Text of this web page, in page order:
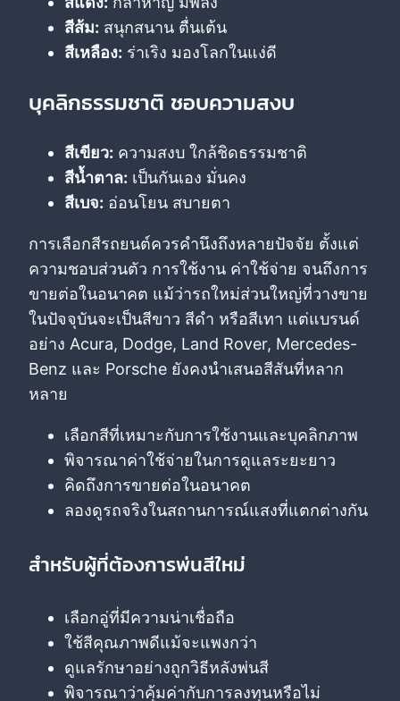
สีส้ม: สนุกสนาน ตื่นเต้น
สีเหลือง: ร่าเริง มองโลกในแง่ดี
บุคลิกธรรมชาติ ชอบความสงบ
สีเขียว: ความสงบ ใกล้ชิดธรรมชาติ
สีน้ำตาล: เป็นกันเอง มั่นคง
สีเบจ: อ่อนโยน สบายตา
การเลือกสีรถยนต์ควรคำนึงถึงหลายปัจจัย ตั้งแต่
ความชอบส่วนตัว การใช้งาน ค่าใช้จ่าย จนถึงการ
ขายต่อในอนาคต แม้ว่ารถใหม่ส่วนใหญ่ที่วางขาย
ในปัจจุบันจะเป็นสีขาว สีดำ หรือสีเทา แต่แบรนด์
อย่าง Acura, Dodge, Land Rover, Mercedes-
Benz และ Porsche ยังคงนำเสนอสีสันที่หลาก
หลาย
เลือกสีที่เหมาะกับการใช้งานและบุคลิกภาพ
พิจารณาค่าใช้จ่ายในการดูแลระยะยาว
คิดถึงการขายต่อในอนาคต
ลองดูรถจริงในสถานการณ์แสงที่แตกต่างกัน
สำหรับผู้ที่ต้องการพ่นสีใหม่
เลือกอู่ที่มีความน่าเชื่อถือ
ใช้สีคุณภาพดีแม้จะแพงกว่า
ดูแลรักษาอย่างถูกวิธีหลังพ่นสี
พิจารณาว่าคุ้มค่ากับการลงทุนหรือไม่